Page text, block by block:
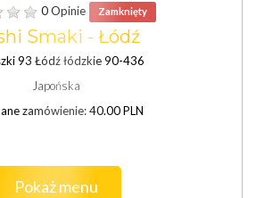
0 Opinie
Zamknięty
Smaki - Łódź
93 Łódź łódzkie 90-436
Japońska
zamówienie: 40.00 PLN
Pokaż menu